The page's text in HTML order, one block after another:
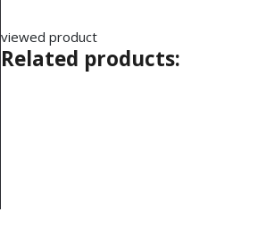
viewed product
Related products: